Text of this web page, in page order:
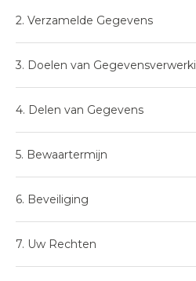
2. Verzamelde Gegevens
3. Doelen van
4. Delen van Gegevens
5. Bewaartermijn
6. Beveiliging
7. Uw Rechten